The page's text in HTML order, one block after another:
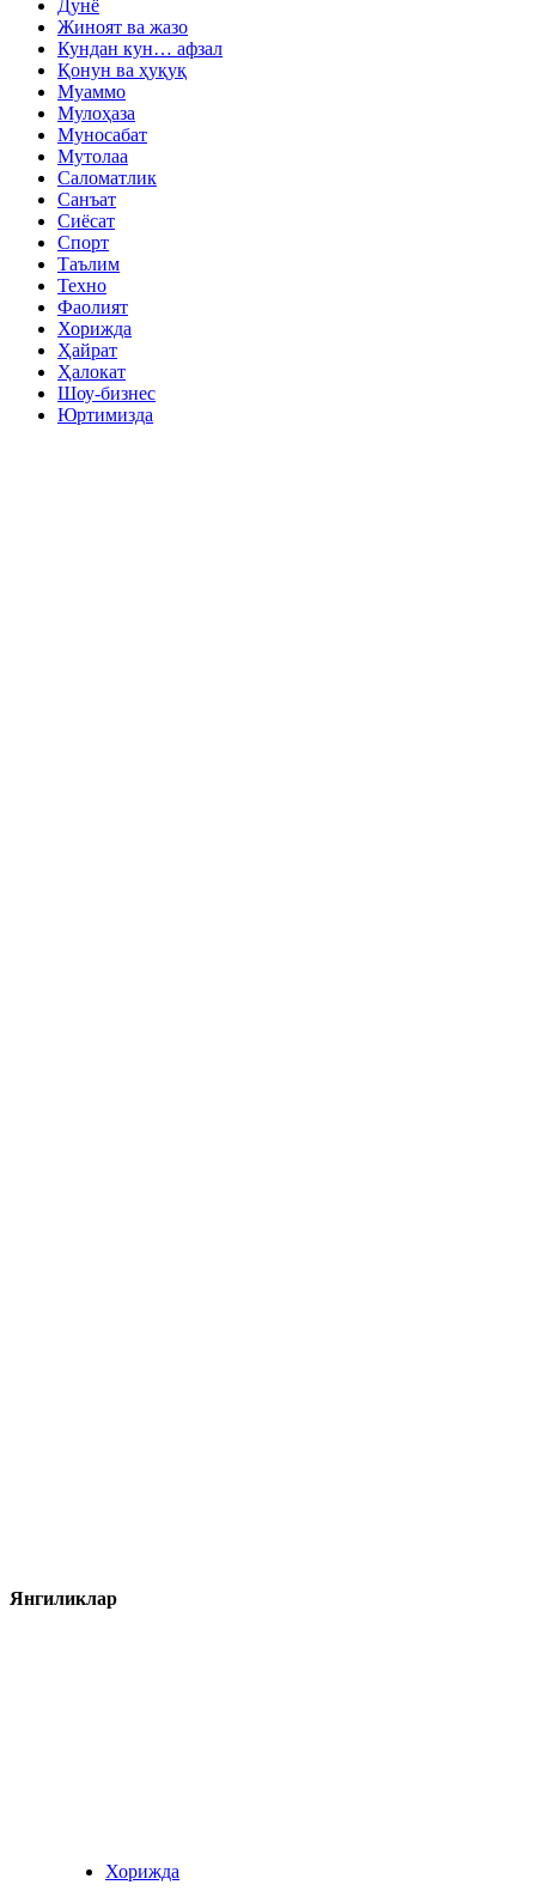
Дунё
Жиноят ва жазо
Кундан кун… афзал
Қонун ва ҳуқуқ
Муаммо
Мулоҳаза
Муносабат
Мутолаа
Саломатлик
Санъат
Сиёсат
Спорт
Таълим
Техно
Фаолият
Хорижда
Ҳайрат
Ҳалокат
Шоу-бизнес
Юртимизда
Янгиликлар
Хорижда